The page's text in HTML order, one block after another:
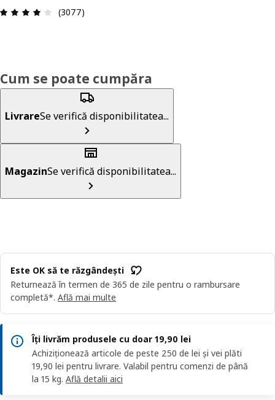
Prezentare generală: 4.1 din 5 stele Total
(3077)
Cum se poate cumpăra
LivrareSe verifică disponibilitatea...
MagazinSe verifică disponibilitatea...
Este OK să te răzgândești
Returnează în termen de 365 de zile pentru o rambursare
completă*. Află mai multe
Îți livrăm produsele cu doar 19,90 lei
Achiziționează articole de peste 250 de lei și vei plăti
19,90 lei pentru livrare. Valabil pentru comenzi de până
la 15 kg. Află detalii aici